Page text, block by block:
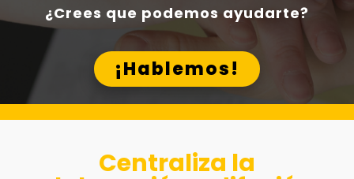
¿Crees que podemos ayudarte?
¡Hablemos!
Centraliza la